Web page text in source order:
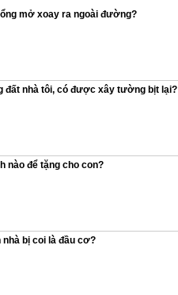
mở xoay ra ngoài đường?
đất nhà tôi, có được xây tường bịt lại?
nào để tặng cho con?
bị coi là đầu cơ?